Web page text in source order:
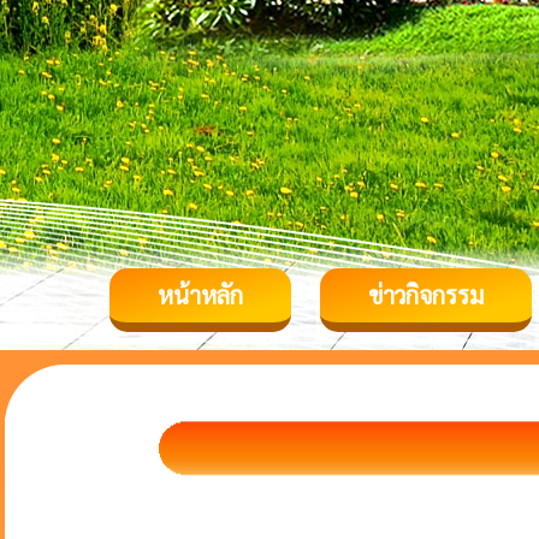
หน้าหลัก ข่าวกิจกรรม